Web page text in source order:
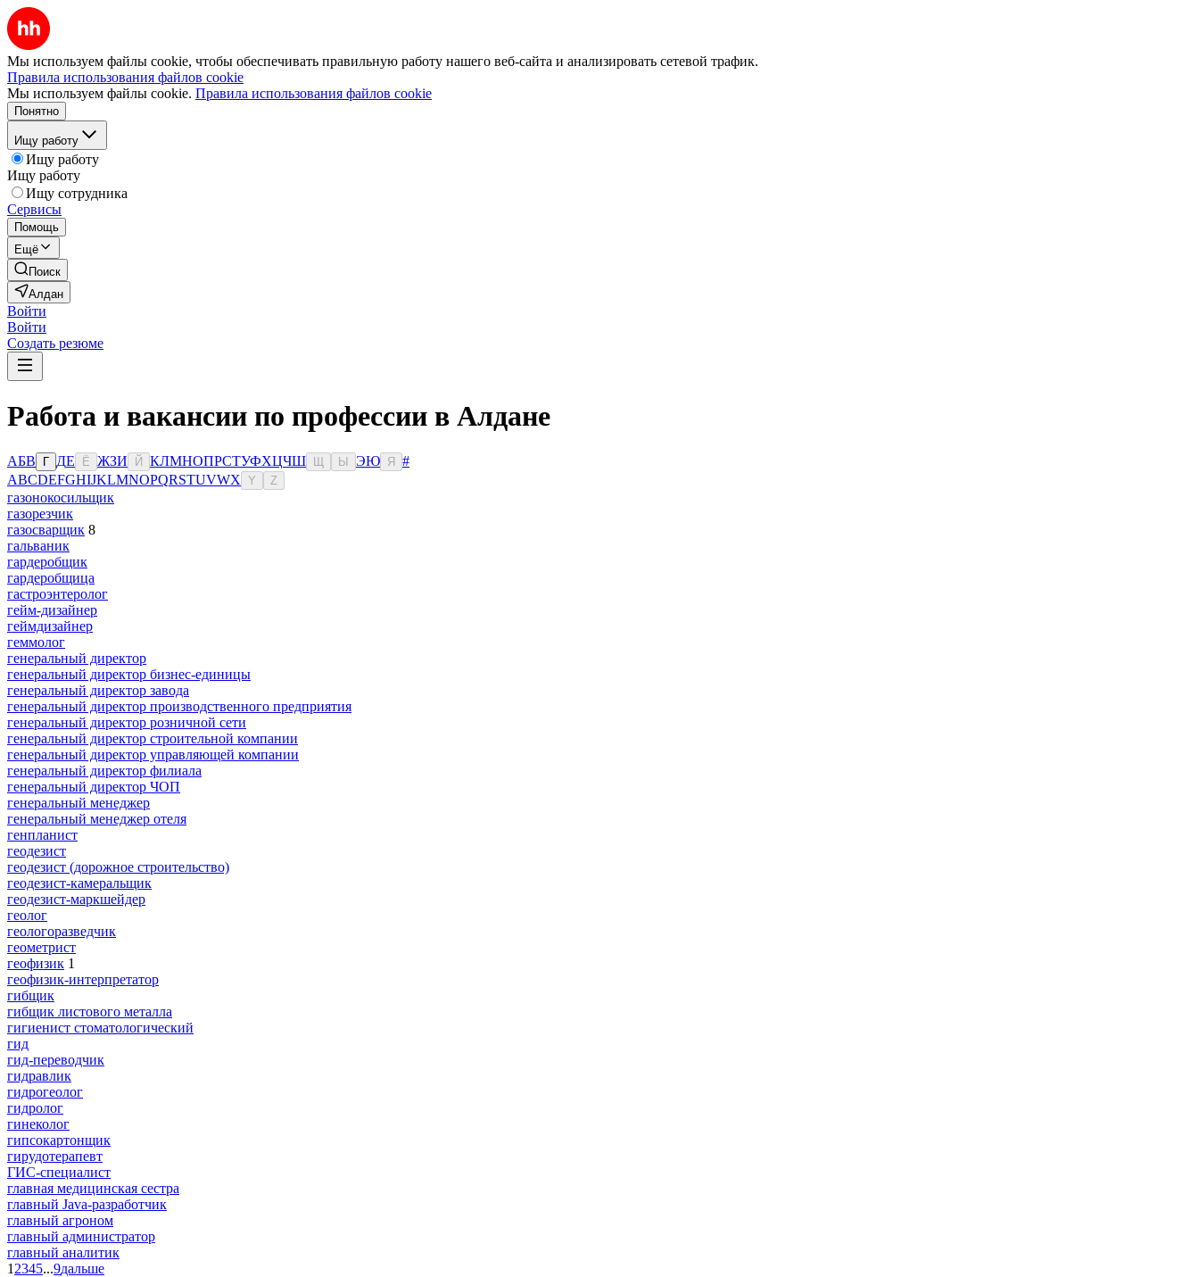
Мы используем файлы cookie, чтобы обеспечивать правильную работу нашего веб-сайта и анализировать сетевой трафик.
Правила использования файлов cookie
Мы используем файлы cookie. Правила использования файлов cookie
Понятно
Ищу работу
Ищу работу
Ищу работу
Ищу сотрудника
Сервисы
Помощь
Ещё
Поиск
Алдан
Войти
Войти
Создать резюме
Работа и вакансии по профессии в Алдане
АБВ Г ДЕ Ё ЖЗИ Й КЛМНОПРСТУФХЦЧШ Ы ЭЮ Я
#
ABCDEFGHIJKLMNOPQRSTUVWX Y Z
газонокосильщик
газорезчик
газосварщик 8
гальваник
гардеробщик
гардеробщица
гастроэнтеролог
гейм-дизайнер
геймдизайнер
геммолог
генеральный директор
генеральный директор бизнес-единицы
генеральный директор завода
генеральный директор производственного предприятия
генеральный директор розничной сети
генеральный директор строительной компании
генеральный директор управляющей компании
генеральный директор филиала
генеральный директор ЧОП
генеральный менеджер
генеральный менеджер отеля
генпланист
геодезист
геодезист (дорожное строительство)
геодезист-камеральщик
геодезист-маркшейдер
геолог
геологоразведчик
геометрист
геофизик 1
геофизик-интерпретатор
гибщик
гибщик листового металла
гигиенист стоматологический
гид
гид-переводчик
гидравлик
гидрогеолог
гидролог
гинеколог
гипсокартонщик
гирудотерапевт
ГИС-специалист
главная медицинская сестра
главный Java-разработчик
главный агроном
главный администратор
главный аналитик
1 2345...9дальше